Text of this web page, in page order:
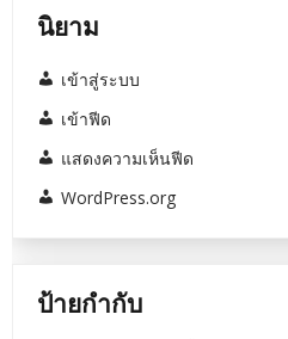
นิยาม
เข้าสู่ระบบ
เข้าฟีด
แสดงความเห็นฟีด
WordPress.org
ป้ายกำกับ